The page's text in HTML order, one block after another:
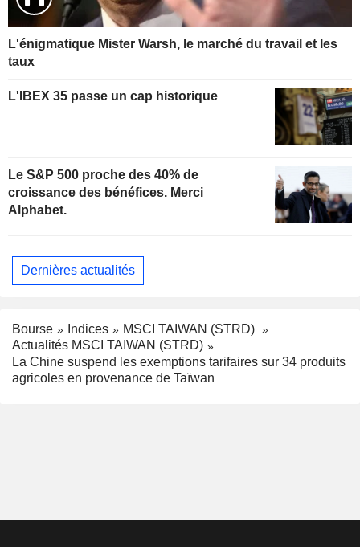
L'énigmatique Mister Warsh, le marché du travail et les
taux
L'IBEX 35 passe un cap historique
Le S&P 500 proche des 40% de
croissance des bénéfices. Merci
Alphabet.
Dernières actualités
Bourse Indices
MSCI TAIWAN (STRD)
Actualités MSCI TAIWAN (STRD)
La Chine suspend les exemptions tarifaires sur 34 produits
agricoles en provenance de Taïwan